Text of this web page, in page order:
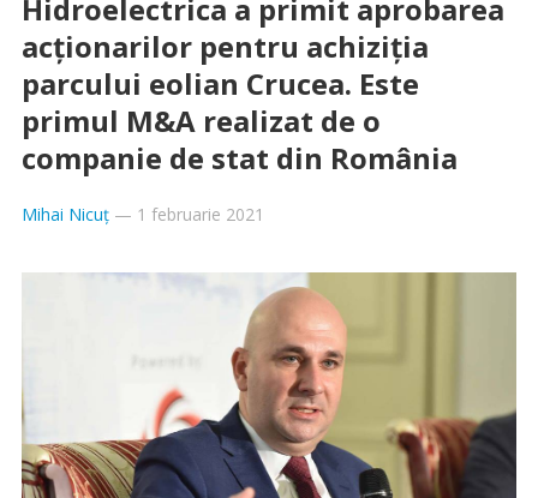
Hidroelectrica a primit aprobarea
acționarilor pentru achiziția
parcului eolian Crucea. Este
primul M&A realizat de o
companie de stat din România
Mihai Nicuț— 1 februarie 2021